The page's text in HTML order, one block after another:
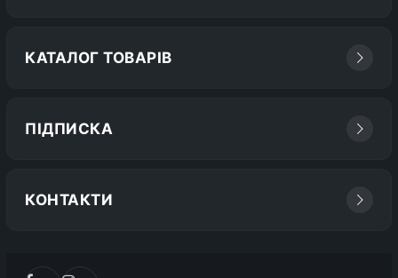
КАТАЛОГ ТОВАРІВ
ПІДПИСКА
КОНТАКТИ